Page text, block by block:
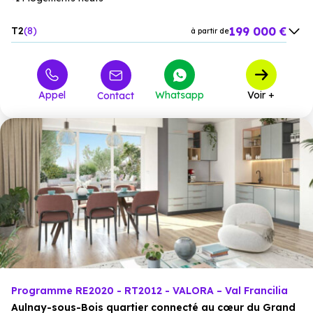
T2 8 à partir de199 000 €
à partir de 308 000 €
Appel Contact Whatsapp Voir +
Programme RE2020 - RT2012 - VALORA – Val Francilia
Aulnay-sous-Bois quartier connecté au cœur du Grand